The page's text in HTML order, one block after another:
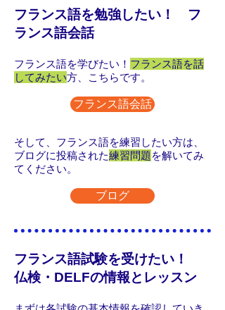
フランス語を勉強したい！ フ
ランス語会話
フランス語を学びたい！ フランス語を話
してみたい方、こちらです。
フランス語会話
そして、フランス語を練習したい方は、
ブログに投稿された練習問題 を解いてみ
てください。
ブログ
フランス語試験を受けたい！
仏検・DELFの情報とレッスン